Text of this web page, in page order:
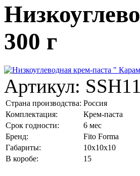
300 г
Артикул:
Страна производства: Россия
Комплектация:
Крем-паста
Срок годности:
6 мес
Бренд:
Fito Forma
Габариты:
10x10x10
В коробе:
15